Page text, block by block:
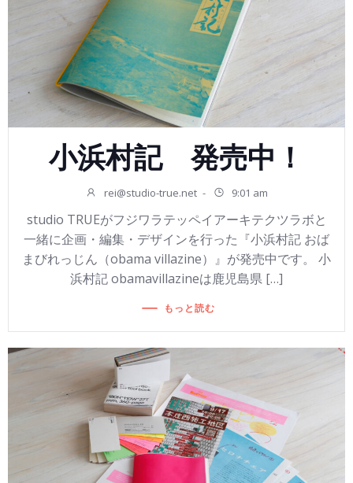
小浜村記 発売中！
rei@studio-true.net - 9:01 am
studio TRUEがフジワラテッペイアーキテクツラボと
一緒に企画・編集・デザインを行った『小浜村記 おば
まびれっじん（obama villazine）』が発売中です。 小
浜村記 obamavillazineは鹿児島県 […]
もっと読む